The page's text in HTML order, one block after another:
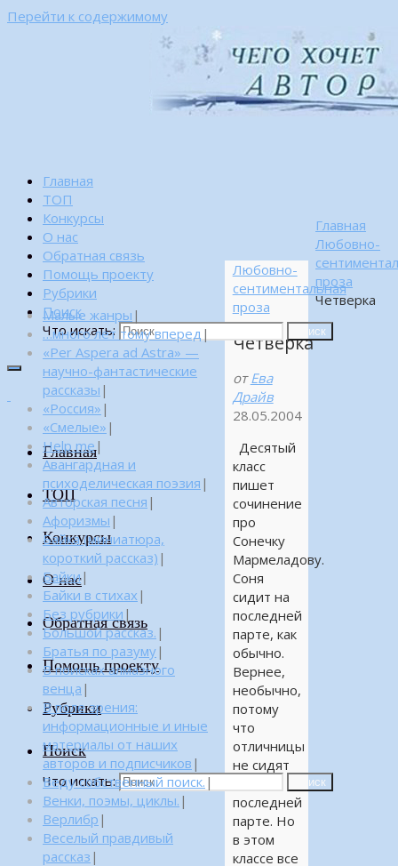
Перейти к содержимому
Главная
ТОП
Конкурсы
О нас
Обратная связь
Помощь проекту
Рубрики
Поиск
Что искать:
Поиск
Главная
ТОП
Конкурсы
О нас
Обратная связь
Помощь проекту
Рубрики
Поиск
Что искать: Поиск
Главная
Любовно-
проза
Четверка
Любовно-
сентиментальная
проза
Четверка
от Ева
Драйв
28.05.2004
Десятый
класс
пишет
сочинение
про
Сонечку
Мармеладову.
Соня
сидит на
последней
парте, как
обычно.
Вернее,
необычно,
потому
что
отличницы
не сидят
последней
парте. Но
в этом
классе все
Малые жанры |
…много лет тому вперед |
«Per Aspera ad Astra» —
научно-фантастические
рассказы |
«Россия» |
«Смелые» |
Help me|
Авангардная и
психоделическая поэзия |
Авторская песня |
Афоризмы |
Байка (миниатюра,
короткий рассказ) |
Байки|
Байки в стихах |
Без рубрики |
Большой рассказ. |
Братья по разуму|
В поисках алмазного
венца |
В поле зрения:
информационные и иные
материалы от наших
авторов и подписчиков |
Веду собственный поиск. |
Венки, поэмы, циклы. |
Верлибр |
Веселый правдивый
рассказ |